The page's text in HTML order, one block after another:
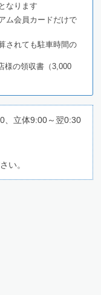
なります
ム会員カードだけで
されても駐車時間の
様の領収書（3,000
、立体9:00～翌0:30
い。